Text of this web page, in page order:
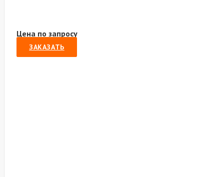
Цена по запросу
ЗАКАЗАТЬ